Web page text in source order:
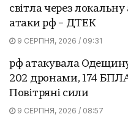
світла через локальну
атаки рф – ДТЕК
9 СЕРПНЯ, 2026 / 09:31
рф атакувала
202 дронами, 174
Повітряні сили
9 СЕРПНЯ, 2026 / 08:57